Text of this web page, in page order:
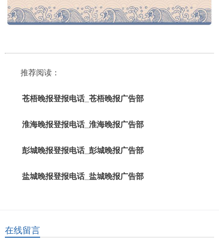
推荐阅读：
苍梧晚报登报电话_苍梧晚报广告部
淮海晚报登报电话_淮海晚报广告部
彭城晚报登报电话_彭城晚报广告部
盐城晚报登报电话_盐城晚报广告部
在线留言